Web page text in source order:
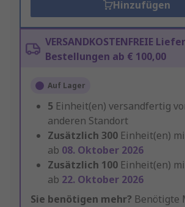
Hinzufügen
VERSANDKOSTENFREIE
Bestellungen ab € 100,00
Auf Lager
5 Einheit(en) versandfertig
anderen Standort
Zusätzlich 300 Einheit(en)
ab 08. Oktober 2026
Zusätzlich 100 Einheit(en)
ab 22. Oktober 2026
Sie benötigen mehr? Benötigte